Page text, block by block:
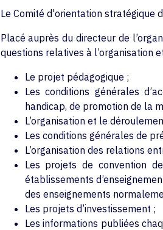
Le Comité d'orientation stratégique
Placé auprès du directeur de
questions relatives à l’organisation
Le projet pédagogique ;
Les conditions générales
handicap, de promotion de la
L’organisation et le
Les conditions générales de
L’organisation des relations
Les projets de convention
établissements
des enseignements
Les projets d’investissement ;
Les informations publiées